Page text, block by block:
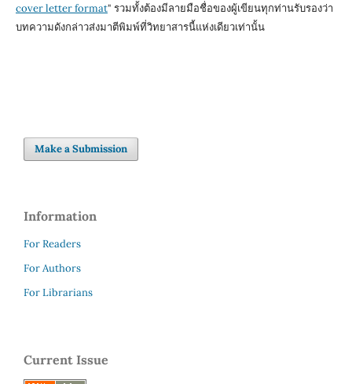
cover letter format" รวมทั้งต้องมีลายมือชื่อของผู้เขียนทุกท่านรับรองว่า
บทความดังกล่าวส่งมาตีพิมพ์ที่วิทยาสารนี้แห่งเดียวเท่านั้น
Make a Submission
Information
For Readers
For Authors
For Librarians
Current Issue